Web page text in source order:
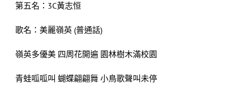
第五名：3C黃志恒
歌名：美麗嶺英 (普通話)
嶺英多優美 四周花開遍 園林樹木滿校園
青蛙呱呱叫 蝴蝶翩翩舞 小鳥歌聲叫未停